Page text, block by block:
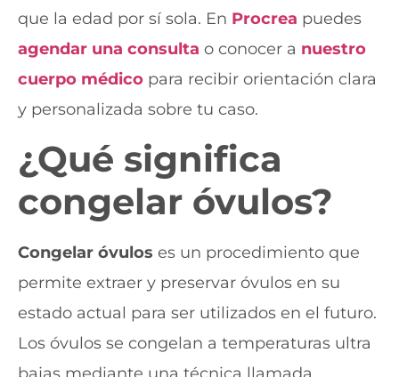
que la edad por sí sola. En Procrea puedes
agendar una consulta o conocer a nuestro
cuerpo médico para recibir orientación clara
y personalizada sobre tu caso.
¿Qué significa
congelar óvulos?
Congelar óvulos es un procedimiento que
permite extraer y preservar óvulos en su
estado actual para ser utilizados en el futuro.
Los óvulos se congelan a temperaturas ultra